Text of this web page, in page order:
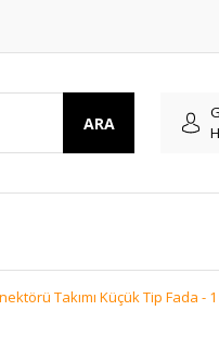
ARA
Takımı Küçük Tip Fada - 1